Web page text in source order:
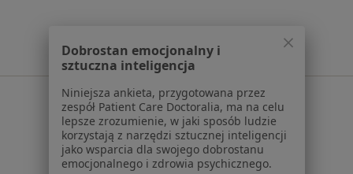
Serwis
Regulamin
Polityka prywatności pacjentów
Polityka prywatności profesjonalistów
Dobrostan emocjonalny i
sztuczna inteligencja
Niniejsza ankieta, przygotowana przez
zespół Patient Care Doctoralia, ma na celu
lepsze zrozumienie, w jaki sposób ludzie
korzystają z narzędzi sztucznej inteligencji
jako wsparcia dla swojego dobrostanu
emocjonalnego i zdrowia psychicznego.